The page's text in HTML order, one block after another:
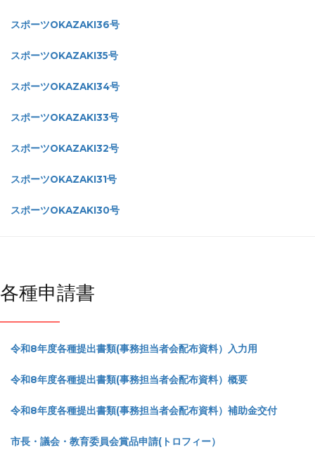
スポーツOKAZAKI36号
スポーツOKAZAKI35号
スポーツOKAZAKI34号
スポーツOKAZAKI33号
スポーツOKAZAKI32号
スポーツOKAZAKI31号
スポーツOKAZAKI30号
各種申請書
令和8年度各種提出書類(事務担当者会配布資料）入力用
令和8年度各種提出書類(事務担当者会配布資料）概要
令和8年度各種提出書類(事務担当者会配布資料）補助金交付
市長・議会・教育委員会賞品申請(トロフィー）